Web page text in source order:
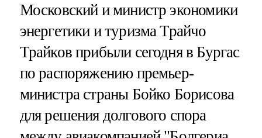
Московский и министр экономики
энергетики и туризма Трайчо
Трайков прибыли сегодня в Бургас
по распоряжению премьер-
министра страны Бойко Борисова
для решения долгового спора